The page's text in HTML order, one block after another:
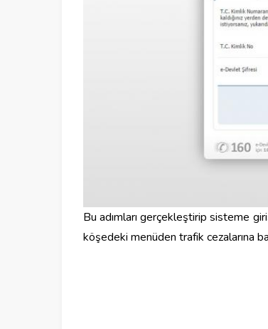
Bu adımları gerçekleştirip sisteme
köşedeki menüden trafik cezalarına